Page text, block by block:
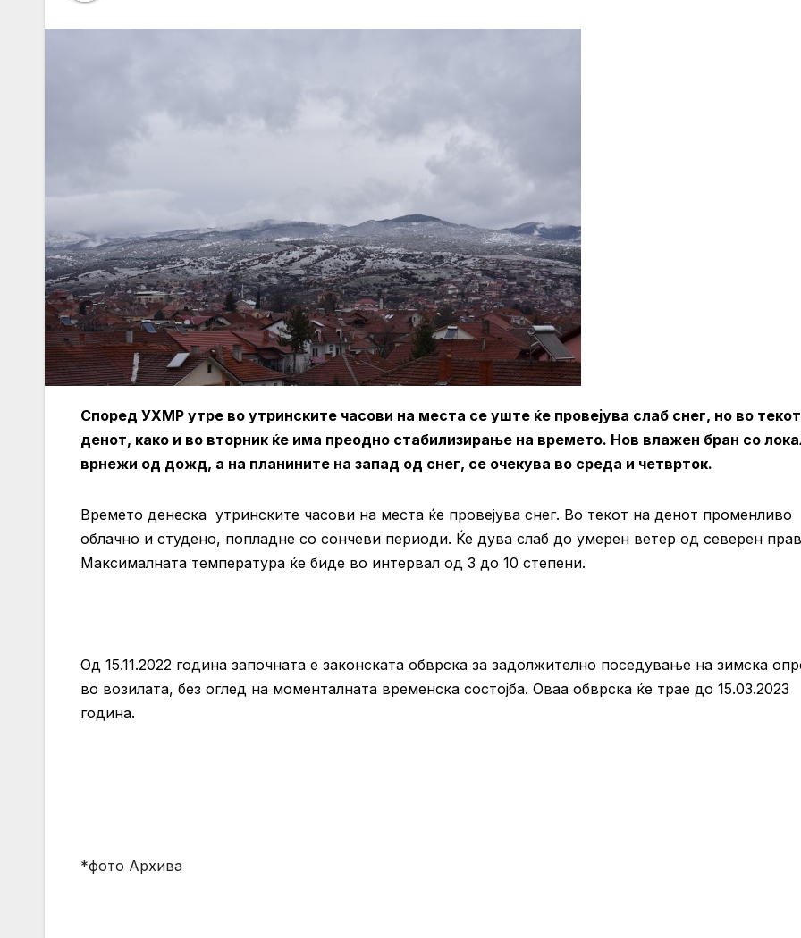
Според УХМР утре во утринските часови на места се уште ќе провејува слаб снег, но во
денот, како и во вторник ќе има преодно стабилизирање на времето. Нов влажен бран со
врнежи од дожд, а на планините на запад од снег, се очекува во среда и четврток.
Времето денеска утринските часови на места ќе провејува снег. Во текот на денот променливо
облачно и студено, попладне со сончеви периоди. Ќе дува слаб до умерен ветер од северен
Максималната температура ќе биде во интервал од 3 до 10 степени.
Од 15.11.2022 година започната е законската обврска за задолжително поседување на зимска
во возилата, без оглед на моменталната временска состојба. Оваа обврска ќе трае до 15.03.2023
година.
*фото Архива